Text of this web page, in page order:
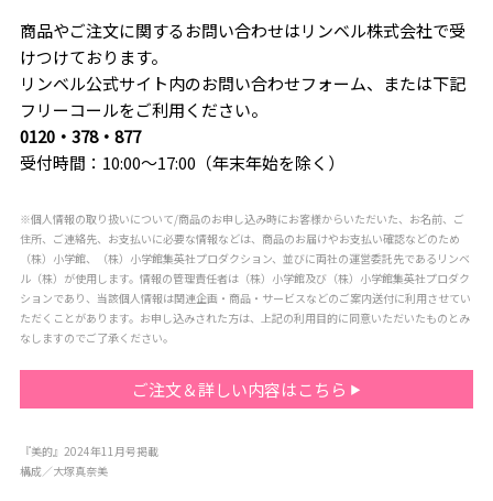
商品やご注文に関するお問い合わせはリンベル株式会社で受
けつけております。
リンベル公式サイト内のお問い合わせフォーム、または下記
フリーコールをご利用ください。
0120・378・877
受付時間：10:00～17:00（年末年始を除く）
※個人情報の取り扱いについて/商品のお申し込み時にお客様からいただいた、お名前、ご
住所、ご連絡先、お支払いに必要な情報などは、商品のお届けやお支払い確認などのため
（株）小学館、（株）小学館集英社プロダクション、並びに両社の運営委託先であるリンベ
ル（株）が使用します。情報の管理責任者は（株）小学館及び（株）小学館集英社プロダク
ションであり、当該個人情報は関連企画・商品・サービスなどのご案内送付に利用させてい
ただくことがあります。お申し込みされた方は、上記の利用目的に同意いただいたものとみ
なしますのでご了承ください。
ご注文＆詳しい内容はこちら
『美的』2024年11月号掲載
構成／大塚真奈美